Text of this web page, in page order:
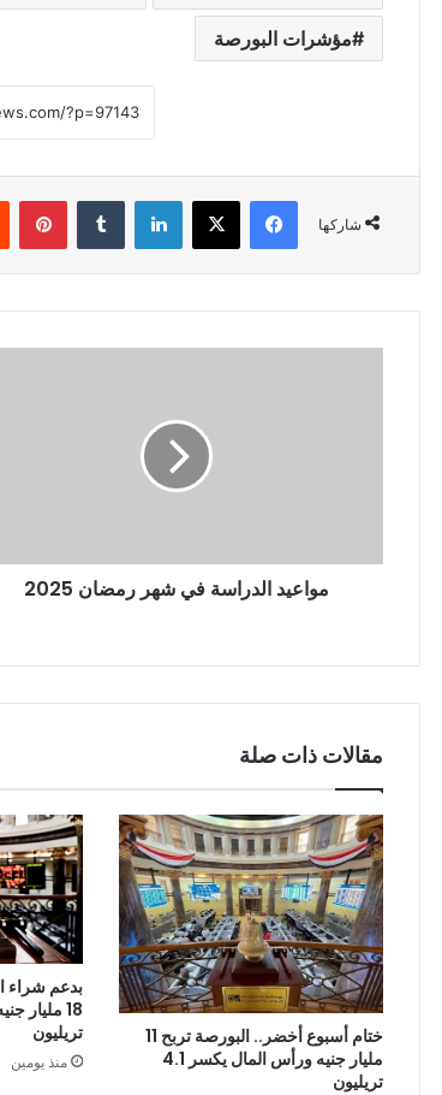
مؤشرات البورصة
شاركها
فيسبوك X لينكدإن
مواعيد الدراسة في شهر رمضان 2025
مقالات ذات صلة
ختام أسبوع أخضر.. البورصة تربح 11
مليار جنيه ورأس المال يكسر 4.1
تريليون
بدعم شراء
تريليون
منذ يومين